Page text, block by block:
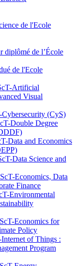
de l'Ecole
diplômé de l’École
de l'Ecole
Artificial
Visual
(CyS)
Double Degree
Data and Economics
Data Science and
Economics, Data
Finance
Environmental
Economics for
Policy
of Things :
Program